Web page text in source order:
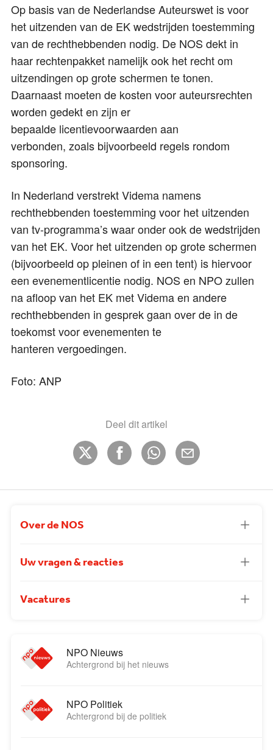
Op basis van de Nederlandse Auteurswet is voor
het uitzenden van de EK wedstrijden toestemming
van de rechthebbenden nodig. De NOS dekt in
haar rechtenpakket namelijk ook het recht om
uitzendingen op grote schermen te tonen.
Daarnaast moeten de kosten voor auteursrechten
worden gedekt en zijn er
bepaalde licentievoorwaarden aan
verbonden, zoals bijvoorbeeld regels rondom
sponsoring.
In Nederland verstrekt Videma namens
rechthebbenden toestemming voor het uitzenden
van tv-programma’s waar onder ook de wedstrijden
van het EK. Voor het uitzenden op grote schermen
(bijvoorbeeld op pleinen of in een tent) is hiervoor
een evenementlicentie nodig. NOS en NPO zullen
na afloop van het EK met Videma en andere
rechthebbenden in gesprek gaan over de in de
toekomst voor evenementen te
hanteren vergoedingen.
Foto: ANP
Deel dit artikel
Over de NOS
Uw vragen & reacties
Vacatures
NPO Nieuws
Achtergrond bij het nieuws
NPO Politiek
Achtergrond bij de politiek